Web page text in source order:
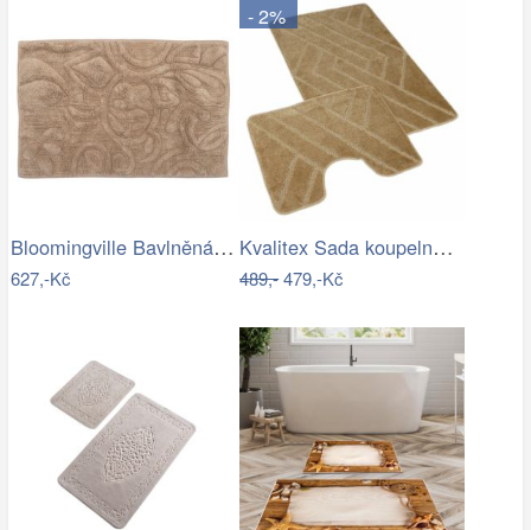
Bloomingville Bavlněná koupelnová…
627,-Kč
- 2%
Kvalitex Sada koupelnových předložek…
489,-479,-Kč